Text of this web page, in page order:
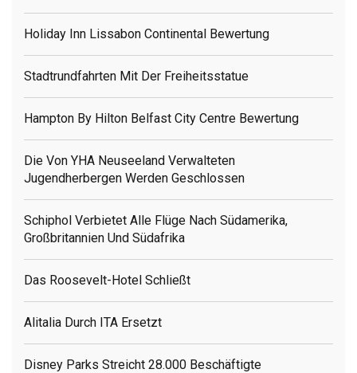
Holiday Inn Lissabon Continental Bewertung
Stadtrundfahrten Mit Der Freiheitsstatue
Hampton By Hilton Belfast City Centre Bewertung
Die Von YHA Neuseeland Verwalteten
Jugendherbergen Werden Geschlossen
Schiphol Verbietet Alle Flüge Nach Südamerika,
Großbritannien Und Südafrika
Das Roosevelt-Hotel Schließt
Alitalia Durch ITA Ersetzt
Disney Parks Streicht 28.000 Beschäftigte